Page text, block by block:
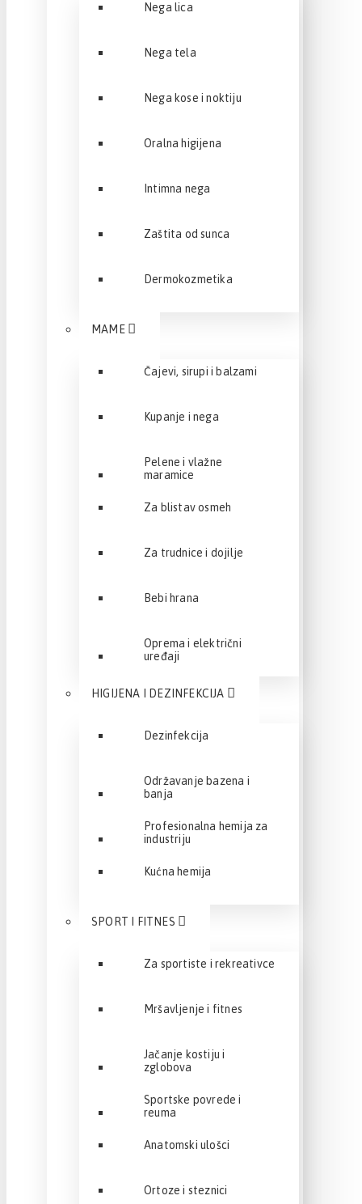
Nega lica
Nega tela
Nega kose i noktiju
Oralna higijena
Intimna nega
Zaštita od sunca
Dermokozmetika
MAME
Čajevi, sirupi i balzami
Kupanje i nega
Pelene i vlažne
maramice
Za blistav osmeh
Za trudnice i dojilje
Bebi hrana
Oprema i električni
uređaji
HIGIJENA I DEZINFEKCIJA
Dezinfekcija
Održavanje bazena i
banja
Profesionalna hemija za
industriju
Kućna hemija
SPORT I FITNES
Za sportiste i rekreativce
Mršavljenje i fitnes
Jačanje kostiju i
zglobova
Sportske povrede i
reuma
Anatomski ulošci
Ortoze i steznici